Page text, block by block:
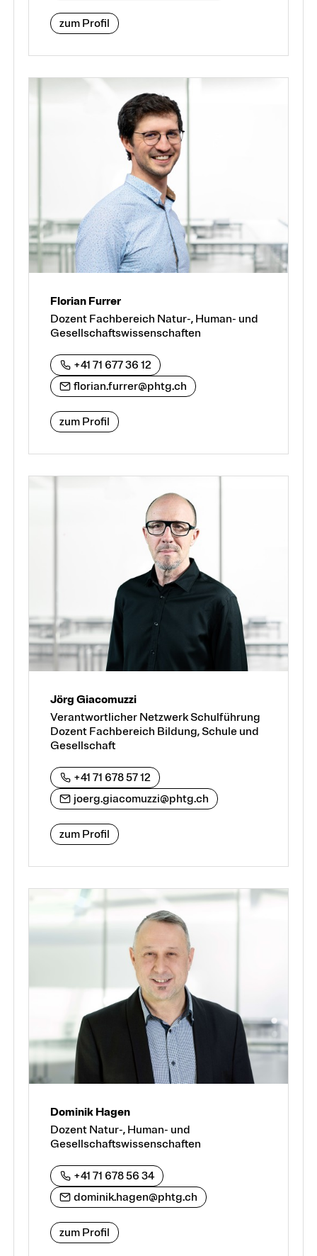
zum Profil
Florian Furrer
Dozent Fachbereich Natur-, Human- und
Gesellschaftswissenschaften
+41 71 677 36 12
florian.furrer@phtg.ch
zum Profil
Jörg Giacomuzzi
Verantwortlicher Netzwerk Schulführung
Dozent Fachbereich Bildung, Schule und
Gesellschaft
+41 71 678 57 12
joerg.giacomuzzi@phtg.ch
zum Profil
Dominik Hagen
Dozent Natur-, Human- und
Gesellschaftswissenschaften
+41 71 678 56 34
dominik.hagen@phtg.ch
zum Profil